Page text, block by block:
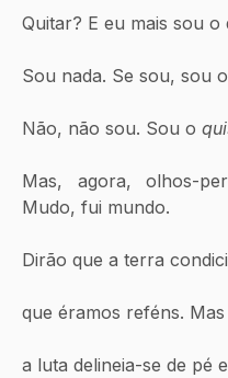
Quitar? E eu mais sou o
Sou nada. Se sou, sou
Não, não sou. Sou o
Mas, agora, olhos-
Mudo, fui mundo.
Dirão que a terra
que éramos reféns.
a luta delineia-se de pé